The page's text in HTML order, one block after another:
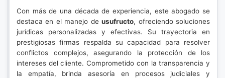
Con más de una década de experiencia, este abogado se
destaca en el manejo deusufructo, ofreciendo soluciones
jurídicas personalizadas y efectivas. Su trayectoria en
prestigiosas firmas respalda su capacidad para resolver
conflictos complejos, asegurando la protección de los
intereses del cliente. Comprometido con la transparencia y
la empatía, brinda asesoría en procesos judiciales y